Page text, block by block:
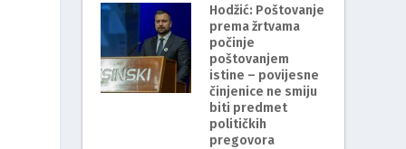
Hodžić: Poštovanje
prema žrtvama
počinje
poštovanjem
istine – povijesne
činjenice ne smiju
biti predmet
političkih
pregovora